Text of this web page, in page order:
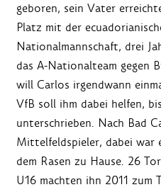
geboren, sein Vater
Platz mit der
Nationalmannschaft, drei
das A-Nationalteam gegen
will Carlos irgendwann
VfB soll ihm dabei helfen,
unterschrieben. Nach Bad
Mittelfeldspieler, dabei
dem Rasen zu Hause. 26
U16 machten ihn 2011 zum